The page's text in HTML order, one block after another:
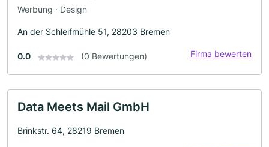
Werbung · Design
An der Schleifmühle 51, 28203 Bremen
0.0 (0 Bewertungen) Firma bewerten
Data Meets Mail GmbH
Brinkstr. 64, 28219 Bremen